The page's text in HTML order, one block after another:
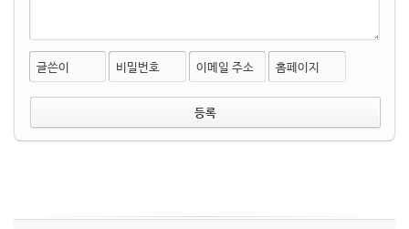
글쓴이 비밀번호 이메일 주소 홈페이지